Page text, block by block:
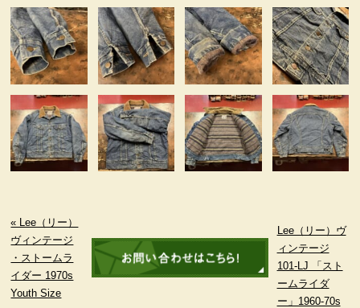
« Lee（リー）
ヴィンテージ
・ストームラ
イダー 1970s
Youth Size
Lee（リー）ヴ
ィンテージ
101-LJ 「スト
ームライダ
ー」1960-70s